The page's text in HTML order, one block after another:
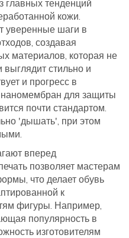
главных тенденций
кожи.
уверенные шаги в
создавая
материалов, которая не
выглядит стильно и
и прогресс в
наномембран для защиты
почти стандартом.
'дышать', при этом
вперед
позволяет мастерам
что делает обувь
к
фигуры. Например,
популярность в
изготовителям